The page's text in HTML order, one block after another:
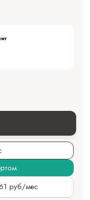
руб/мес